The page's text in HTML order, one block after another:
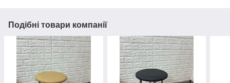
Подібні товари компанії